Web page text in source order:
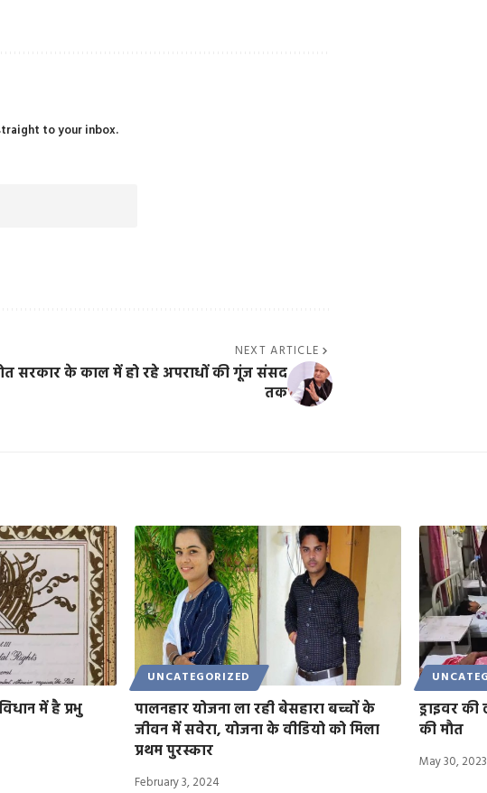
to your inbox.
NEXT ARTICLE
सरकार के काल में हो रहे अपराधों की गूंज संसद
तक
में है प्रभु
UNCATEGORIZED
पालनहार योजना ला रही बेसहारा बच्चों के
जीवन में सवेरा, योजना के वीडियो को मिला
प्रथम पुरस्कार
February 3, 2024
ड्राइवर
की मौत
May 30, 2023